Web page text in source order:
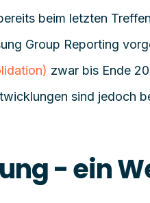
beim letzten
Group Reporting
zwar bis Ende
sind jedoch
- ein